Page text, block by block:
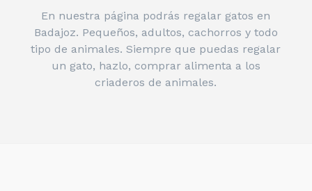
En nuestra página podrás regalar gatos en
Badajoz. Pequeños, adultos, cachorros y todo
tipo de animales. Siempre que puedas regalar
un gato, hazlo, comprar alimenta a los
criaderos de animales.